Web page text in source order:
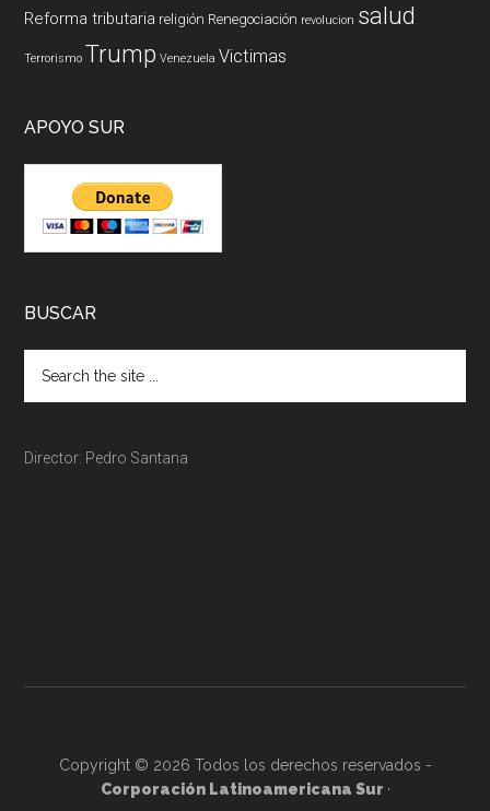
Reforma tributaria religión Renegociación revolucion salud
Terrorismo Trump Venezuela Victimas
APOYO SUR
BUSCAR
Director: Pedro Santana
Copyright © 2026 Todos los derechos reservados -
Corporación Latinoamericana Sur ·